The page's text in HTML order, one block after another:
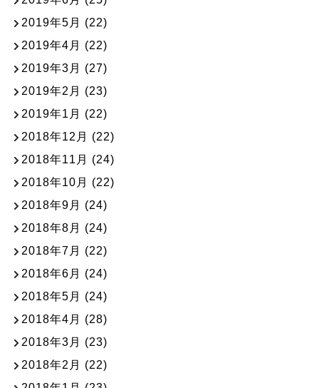
2019年5月 (22)
2019年4月 (22)
2019年3月 (27)
2019年2月 (23)
2019年1月 (22)
2018年12月 (22)
2018年11月 (24)
2018年10月 (22)
2018年9月 (24)
2018年8月 (24)
2018年7月 (22)
2018年6月 (24)
2018年5月 (24)
2018年4月 (28)
2018年3月 (23)
2018年2月 (22)